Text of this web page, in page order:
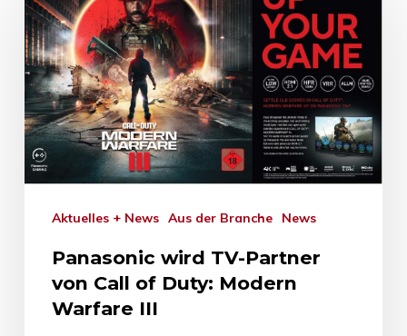
Aktuelles + News Aus der Branche News
Panasonic wird TV-Partner
von Call of Duty: Modern
Warfare III